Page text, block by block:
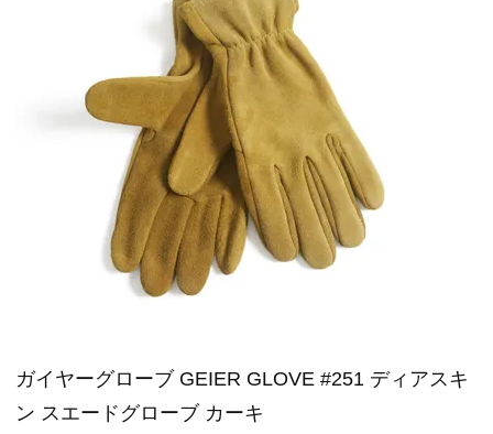
ガイヤーグローブ GEIER GLOVE #251 ディアスキ
ン スエードグローブ カーキ